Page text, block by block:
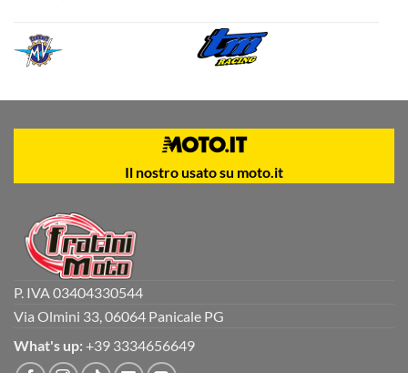
Il nostro usato su moto.it
P. IVA 03404330544
Via Olmini 33, 06064 Panicale PG
What's up: +39 3334656649